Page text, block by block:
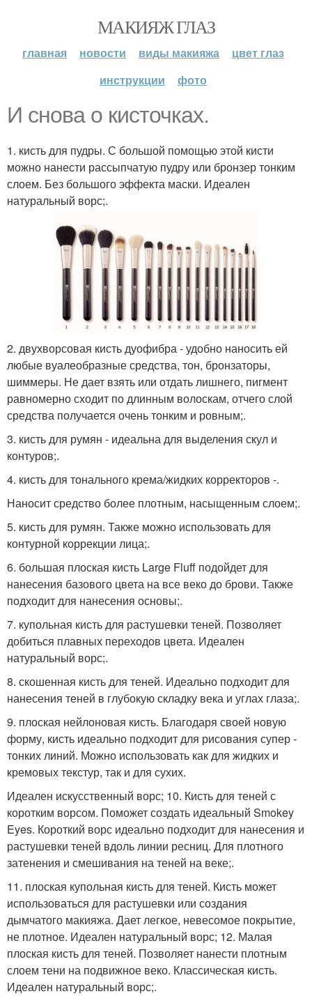
МАКИЯЖ ГЛАЗ
главная новости виды макияжа
цвет глаз
инструкции
фото
И снова о кисточках.
1. кисть для пудры. С большой помощью этой кисти
можно нанести рассыпчатую пудру или бронзер тонким
слоем. Без большого эффекта маски. Идеален
натуральный ворс;.
2. двухворсовая кисть дуофибра - удобно наносить ей
любые вуалеобразные средства, тон, бронзаторы,
шиммеры. Не дает взять или отдать лишнего, пигмент
равномерно сходит по длинным волоскам, отчего слой
средства получается очень тонким и ровным;.
3. кисть для румян - идеальна для выделения скул и
контуров;.
4. кисть для тонального крема/жидких корректоров -.
Наносит средство более плотным, насыщенным слоем;.
5. кисть для румян. Также можно использовать для
контурной коррекции лица;.
6. большая плоская кисть Large Fluff подойдет для
нанесения базового цвета на все веко до брови. Также
подходит для нанесения основы;.
7. купольная кисть для растушевки теней. Позволяет
добиться плавных переходов цвета. Идеален
натуральный ворс;.
8. скошенная кисть для теней. Идеально подходит для
нанесения теней в глубокую складку века и углах глаза;.
9. плоская нейлоновая кисть. Благодаря своей новую
форму, кисть идеально подходит для рисования супер -
тонких линий. Можно использовать как для жидких и
кремовых текстур, так и для сухих.
Идеален искусственный ворс; 10. Кисть для теней с
коротким ворсом. Поможет создать идеальный Smokey
Eyes. Короткий ворс идеально подходит для нанесения и
растушевки теней вдоль линии ресниц. Для плотного
затенения и смешивания на теней на веке;.
11. плоская купольная кисть для теней. Кисть может
использоваться для растушевки или создания
дымчатого макияжа. Дает легкое, невесомое покрытие,
не плотное. Идеален натуральный ворс; 12. Малая
плоская кисть для теней. Позволяет нанести плотным
слоем тени на подвижное веко. Классическая кисть.
Идеален натуральный ворс;.